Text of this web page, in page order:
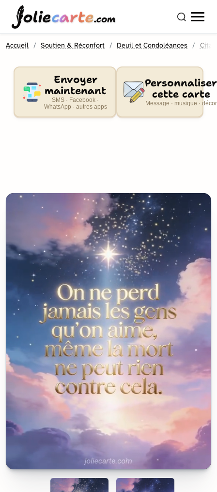
oliecarte.com
Accueil Soutien & Réconfort Deuil et Condoléances
Envoyer
maintenant
SMS · Facebook ·
WhatsApp · autres apps
Personnaliser
cette carte
Message · musique · décor